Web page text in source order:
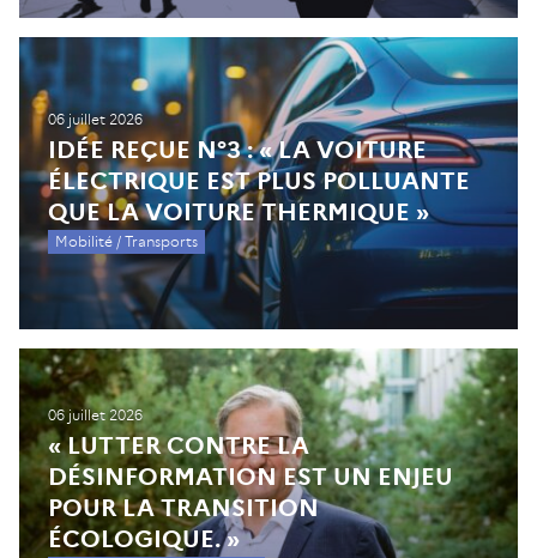
Mobilité / Transports
IDÉE REÇUE N°3 : « LA VOITURE
ÉLECTRIQUE EST PLUS POLLUANTE
QUE LA VOITURE THERMIQUE »
06 juillet 2026
« LUTTER CONTRE LA
DÉSINFORMATION EST UN ENJEU
POUR LA TRANSITION
ÉCOLOGIQUE. »
06 juillet 2026